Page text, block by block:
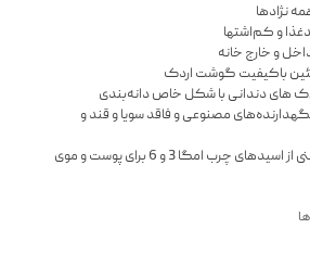
نژاد‌ها
و کم‌اشتها
و خارج خانه
های دندانی با شکل خاص دانه‌بندی
مصنوعی و فاقد سویا و قند و
حاوی ماهی سالمون و غنی از اسیدهای چرب امگا 3 و 6 برای پوست و موی